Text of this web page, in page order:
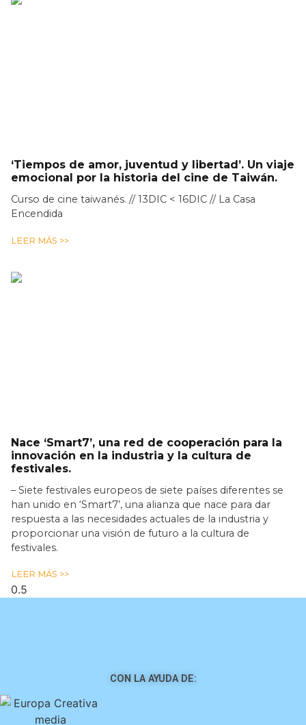
‘Tiempos de amor, juventud y libertad’. Un viaje
emocional por la historia del cine de Taiwán.
Curso de cine taiwanés. // 13DIC < 16DIC // La Casa
Encendida
LEER MÁS >>
Nace ‘Smart7’, una red de cooperación para la
innovación en la industria y la cultura de
festivales.
– Siete festivales europeos de siete países diferentes se
han unido en ‘Smart7’, una alianza que nace para dar
respuesta a las necesidades actuales de la industria y
proporcionar una visión de futuro a la cultura de
festivales.
LEER MÁS >>
CON LA AYUDA DE: